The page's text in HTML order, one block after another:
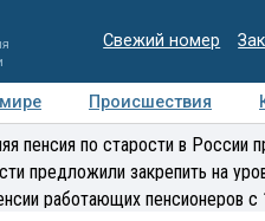
Свежий номер
Происшествия
Медиацентр
пенсия по старости в России
предложили закрепить на
работающих пенсионеров с